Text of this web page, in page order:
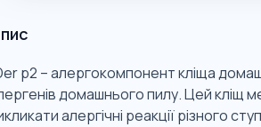
p2 – алергокомпонент кліща
домашнього пилу. Цей кліщ
алергічні реакції різного